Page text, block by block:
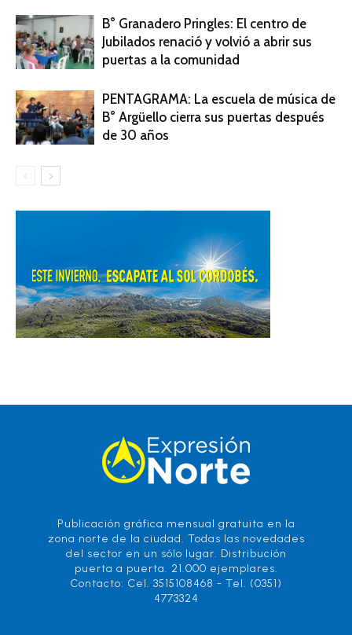
B° Granadero Pringles: El centro de
Jubilados renació y volvió a abrir sus
puertas a la comunidad
PENTAGRAMA: La escuela de música de
B° Argüello cierra sus puertas después
de 30 años
Publicación gráfica mensual gratuita en la
zona norte de la ciudad. Todas las novedades
del sector en un sólo lugar. Distribución
puerta a puerta. 21.000 ejemplares.
Contacto: Cel. 3515108468 - Tel. (0351)
4773324